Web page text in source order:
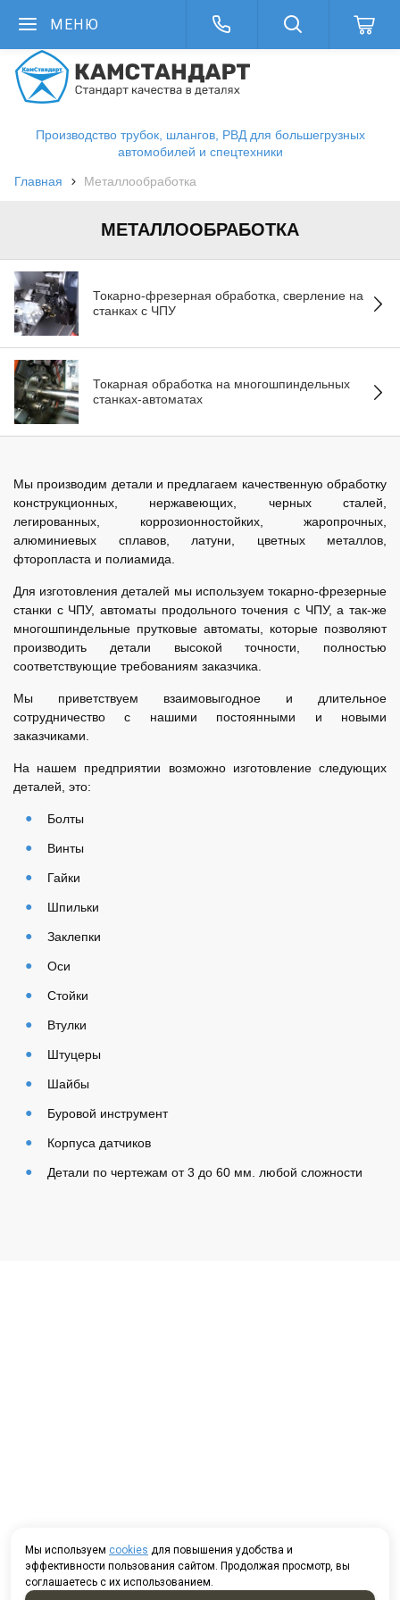
МЕНЮ
Производство трубок, шлангов, РВД для большегрузных
автомобилей и спецтехники
Главная Металлообработка
МЕТАЛЛООБРАБОТКА
Токарно-фрезерная обработка, сверление на
станках с ЧПУ
Токарная обработка на многошпиндельных
станках-автоматах
Мы производим детали и предлагаем качественную обработку
конструкционных, нержавеющих, черных сталей,
легированных, коррозионностойких, жаропрочных,
алюминиевых сплавов, латуни, цветных металлов,
фторопласта и полиамида.
Для изготовления деталей мы используем токарно-фрезерные
станки с ЧПУ, автоматы продольного точения с ЧПУ, а так-же
многошпиндельные прутковые автоматы, которые позволяют
производить детали высокой точности, полностью
соответствующие требованиям заказчика.
Мы приветствуем взаимовыгодное и длительное
сотрудничество с нашими постоянными и новыми
заказчиками.
На нашем предприятии возможно изготовление следующих
деталей, это:
Болты
Винты
Гайки
Шпильки
Заклепки
Оси
Стойки
Втулки
Штуцеры
Шайбы
Буровой инструмент
Корпуса датчиков
Детали по чертежам от 3 до 60 мм. любой сложности
Мы используем cookies для повышения удобства и
эффективности пользования сайтом. Продолжая просмотр, вы
соглашаетесь с их использованием.